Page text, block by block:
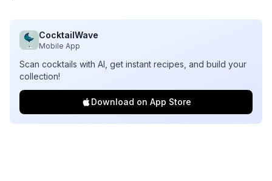
CocktailWave
Mobile App
Scan cocktails with AI, get instant recipes, and build your
collection!
Download on App Store